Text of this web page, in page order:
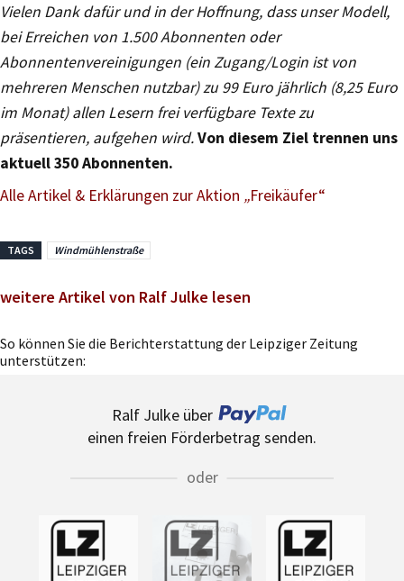
Vielen Dank dafür und in der Hoffnung, dass unser Modell,
bei Erreichen von 1.500 Abonnenten oder
Abonnentenvereinigungen (ein Zugang/Login ist von
mehreren Menschen nutzbar) zu 99 Euro jährlich (8,25 Euro
im Monat) allen Lesern frei verfügbare Texte zu
präsentieren, aufgehen wird.Von diesem Ziel trennen uns
aktuell 350 Abonnenten.
Alle Artikel & Erklärungen zur Aktion „Freikäufer“
TAGS Windmühlenstraße
weitere Artikel von Ralf Julke lesen
So können Sie die Berichterstattung der Leipziger Zeitung
unterstützen:
Ralf Julke über
einen freien Förderbetrag senden.
oder